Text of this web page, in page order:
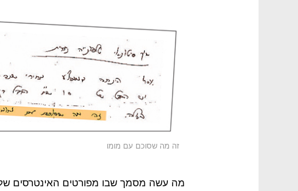
זה מה שסוכם עם מומו
מה עשה מסמך שבו מפורטים האינטרסים